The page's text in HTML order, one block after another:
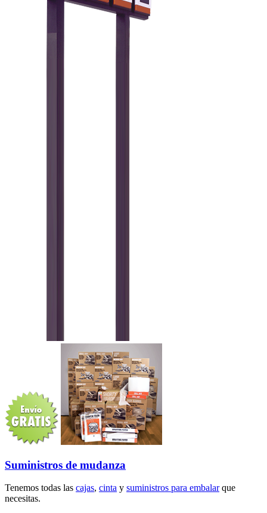
Suministros de mudanza
Tenemos todas las cajas, cinta y suministros para embalarque
necesitas.